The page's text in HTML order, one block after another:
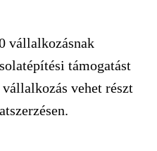
vállalkozásnak
támogatást
vehet részt